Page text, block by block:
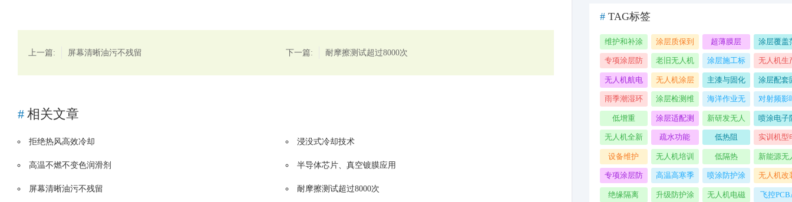
上一篇: 屏幕清晰油污不残留 下一篇: 耐摩擦测试超过8000次
# 相关文章
拒绝热风高效冷却 浸没式冷却技术
高温不燃不变色润滑剂 半导体芯片、真空镀膜应用
屏幕清晰油污不残留 耐摩擦测试超过8000次
# TAG标签
维护和补涂
涂层质保到
期
超薄膜层
涂层覆盖
围
专项涂层防
护检测
老旧无人机
翻新
涂层施工标
准周期
无人机生
线
无人机航电
板卡
无人机涂层
局部损坏
主漆与固化
剂配比
涂层配套
化剂
雨季潮湿环
境无人机
涂层检测维
护
海洋作业无
人机
对射频影
小
低增重
涂层适配测
试
新研发无人
机样机
喷涂电子
护涂层
无人机全新
出厂
疏水功能 低热阻
实训机型
路板
设备维护 无人机培训 低隔热
新能源无
机
专项涂层防
护处理
高温高寒季
节作业
喷涂防护涂
层
无人机改
升级
绝缘隔离
升级防护涂
无人机电磁
飞控